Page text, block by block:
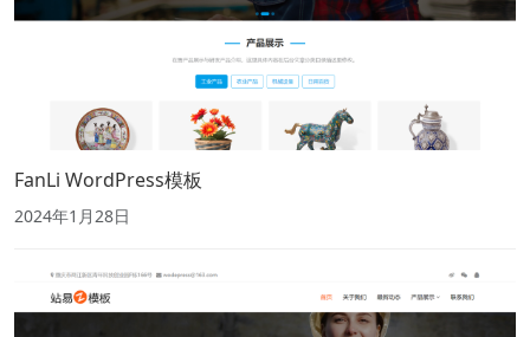
FanLi WordPress模板
2024年1月28日